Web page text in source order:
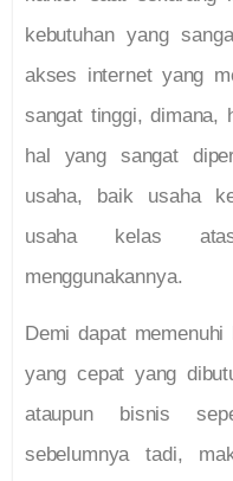
kebutuhan yang
akses internet yang
sangat tinggi, dimana,
hal yang sangat
usaha, baik usaha
usaha kelas
menggunakannya.
Demi dapat
yang cepat yang
ataupun bisnis
sebelumnya tadi,